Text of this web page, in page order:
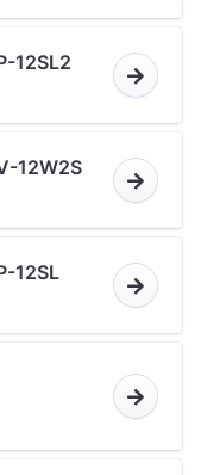
12SL2
12W2S
12SL